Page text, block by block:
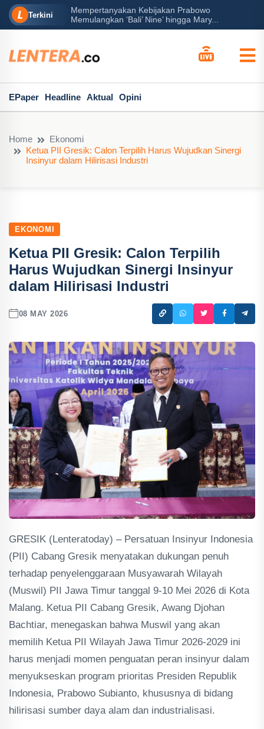
Terkini
Mempertanyakan Kebijakan Prabowo
Memulangkan ‘Bali’ Nine’ hingga Mary...
EPaper Headline Aktual Opini
Home
Ekonomi
Ketua PII Gresik: Calon Terpilih Harus Wujudkan Sinergi
Insinyur dalam Hilirisasi Industri
EKONOMI
Ketua PII Gresik: Calon Terpilih
Harus Wujudkan Sinergi Insinyur
dalam Hilirisasi Industri
08 MAY 2026
GRESIK (Lenteratoday) – Persatuan Insinyur Indonesia
(PII) Cabang Gresik menyatakan dukungan penuh
terhadap penyelenggaraan Musyawarah Wilayah
(Muswil) PII Jawa Timur tanggal 9-10 Mei 2026 di Kota
Malang. Ketua PII Cabang Gresik, Awang Djohan
Bachtiar, menegaskan bahwa Muswil yang akan
memilih Ketua PII Wilayah Jawa Timur 2026-2029 ini
harus menjadi momen penguatan peran insinyur dalam
menyukseskan program prioritas Presiden Republik
Indonesia, Prabowo Subianto, khususnya di bidang
hilirisasi sumber daya alam dan industrialisasi.